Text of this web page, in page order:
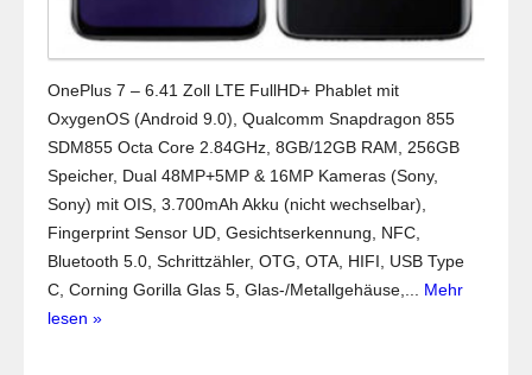
OnePlus 7 – 6.41 Zoll LTE FullHD+ Phablet mit
OxygenOS (Android 9.0), Qualcomm Snapdragon 855
SDM855 Octa Core 2.84GHz, 8GB/12GB RAM, 256GB
Speicher, Dual 48MP+5MP & 16MP Kameras (Sony,
Sony) mit OIS, 3.700mAh Akku (nicht wechselbar),
Fingerprint Sensor UD, Gesichtserkennung, NFC,
Bluetooth 5.0, Schrittzähler, OTG, OTA, HIFI, USB Type
C, Corning Gorilla Glas 5, Glas-/Metallgehäuse,... Mehr
lesen »